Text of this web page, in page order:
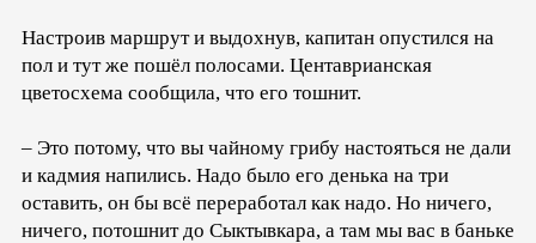
Hастроив маршрут и выдохнув, капитан опустился на
пол и тут же пошёл полосами. Центаврианская
цветосхема сообщила, что его тошнит.
– Это потому, что вы чайному грибу настояться не дали
и кадмия напились. Надо было его денька на три
оставить, он бы всё переработал как надо. Но ничего,
ничего, потошнит до Сыктывкара, а там мы вас в баньке